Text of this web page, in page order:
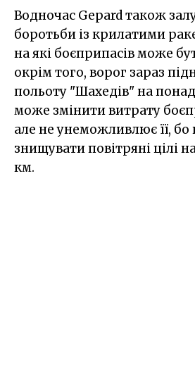
Водночас Gepard також
боротьби із крилатими
на які боєприпасів може
окрім того, ворог зараз
польоту "Шахедів" на
може змінити витрату
але не унеможливлює її, бо
знищувати повітряні цілі
км.